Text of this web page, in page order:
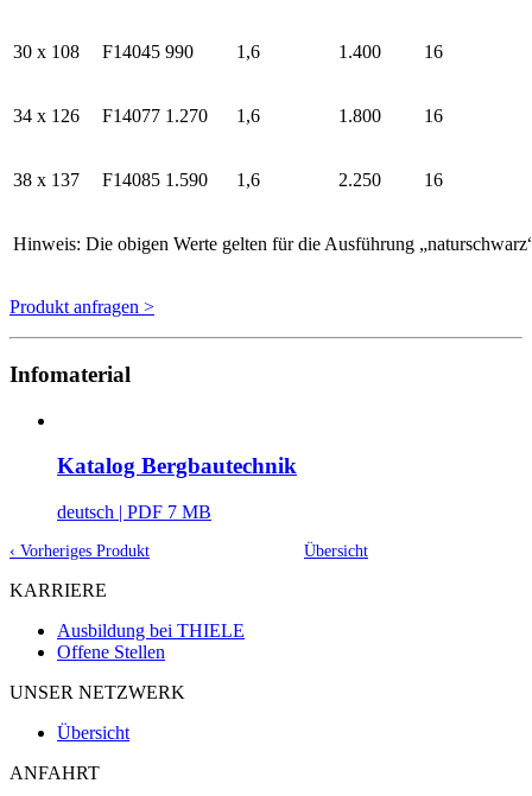
30 x 108 F14045 990 1,6 1.400 16
34 x 126 F14077 1.270 1,6 1.800 16
38 x 137 F14085 1.590 1,6 2.250 16
Hinweis: Die obigen Werte gelten für die Ausführung
Produkt anfragen >
Infomaterial
Katalog Bergbautechnik
deutsch | PDF 7 MB
‹ Vorheriges Produkt Übersicht
KARRIERE
Ausbildung bei THIELE
Offene Stellen
UNSER NETZWERK
Übersicht
ANFAHRT